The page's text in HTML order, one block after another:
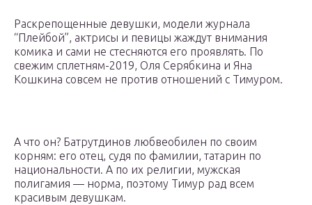
Раскрепощенные девушки, модели журнала
“Плейбой”, актрисы и певицы жаждут внимания
комика и сами не стесняются его проявлять. По
свежим сплетням-2019, Оля Серябкина и Яна
Кошкина совсем не против отношений с Тимуром.
А что он? Батрутдинов любвеобилен по своим
корням: его отец, судя по фамилии, татарин по
национальности. А по их религии, мужская
полигамия — норма, поэтому Тимур рад всем
красивым девушкам.